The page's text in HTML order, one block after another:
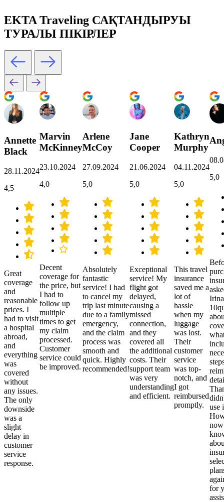
EKTA Traveling САҚТАНДЫРУЫ
ТУРАЛЫ ПІКІРЛЕР
Annette
Black
28.11.2024
4,5
Great
coverage
and
reasonable
prices. I
had to visit
a hospital
abroad,
and
everything
was
covered
without
any issues.
The only
downside
was a
slight
delay in
customer
service
response.
Marvin
McKinney
23.10.2024
4,0
Decent
coverage for
the price, but
I had to
follow up
multiple
times to get
my claim
processed.
Customer
service could
be improved.
Arlene
McCoy
27.09.2024
5,0
Absolutely
fantastic
service! I had
to cancel my
trip last minute
due to a family
emergency,
and the claim
process was
smooth and
quick. Highly
recommended!
Jane
Cooper
21.06.2024
5,0
Exceptional
service! My
flight got
delayed,
causing a
missed
connection,
and they
covered all
the additional
costs. Their
support team
was very
understanding
and efficient.
Kathryn
Murphy
04.11.2024
5,0
This travel
insurance
saved me a
lot of
hassle
when my
luggage
was lost.
Their
customer
service
was top-
notch, and
I got
reimbursed
promptly.
5,0
use
for